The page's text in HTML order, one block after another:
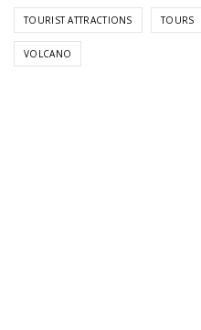
TOURIST ATTRACTIONS TOURS
VOLCANO